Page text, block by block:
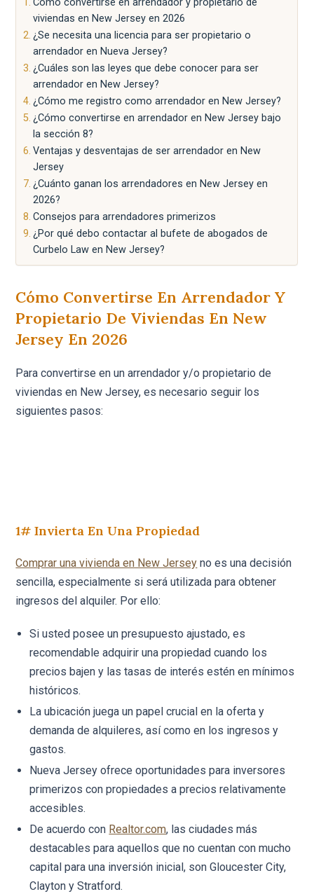
Cómo convertirse en arrendador y propietario de
viviendas en New Jersey en 2026
¿Se necesita una licencia para ser propietario o
arrendador en Nueva Jersey?
¿Cuáles son las leyes que debe conocer para ser
arrendador en New Jersey?
¿Cómo me registro como arrendador en New Jersey?
¿Cómo convertirse en arrendador en New Jersey bajo
la sección 8?
Ventajas y desventajas de ser arrendador en New
Jersey
¿Cuánto ganan los arrendadores en New Jersey en
2026?
Consejos para arrendadores primerizos
¿Por qué debo contactar al bufete de abogados de
Curbelo Law en New Jersey?
Cómo Convertirse En Arrendador Y
Propietario De Viviendas En New
Jersey En 2026
Para convertirse en un arrendador y/o propietario de
viviendas en New Jersey, es necesario seguir los
siguientes pasos:
1# Invierta En Una Propiedad
Comprar una vivienda en New Jersey no es una decisión
sencilla, especialmente si será utilizada para obtener
ingresos del alquiler. Por ello:
Si usted posee un presupuesto ajustado, es
recomendable adquirir una propiedad cuando los
precios bajen y las tasas de interés estén en mínimos
históricos.
La ubicación juega un papel crucial en la oferta y
demanda de alquileres, así como en los ingresos y
gastos.
Nueva Jersey ofrece oportunidades para inversores
primerizos con propiedades a precios relativamente
accesibles.
De acuerdo con Realtor.com, las ciudades más
destacables para aquellos que no cuentan con mucho
capital para una inversión inicial, son Gloucester City,
Clayton y Stratford.